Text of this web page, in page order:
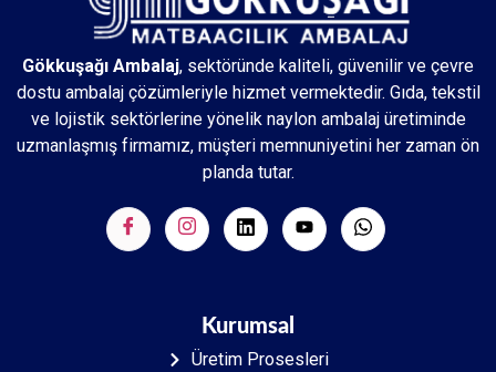
Gökkuşağı Ambalaj, sektöründe kaliteli, güvenilir ve çevre
dostu ambalaj çözümleriyle hizmet vermektedir. Gıda, tekstil
ve lojistik sektörlerine yönelik naylon ambalaj üretiminde
uzmanlaşmış firmamız, müşteri memnuniyetini her zaman ön
planda tutar.
Kurumsal
Üretim Prosesleri